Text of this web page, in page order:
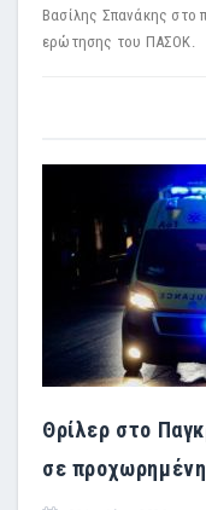
Βασίλης Σπανάκης στο
ερώτησης του ΠΑΣΟΚ.
Θρίλερ στο
σε